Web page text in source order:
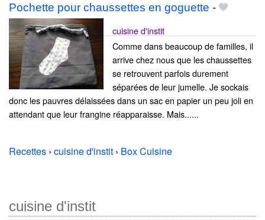
Pochette pour chaussettes en goguette -
cuisine d'instit
Comme dans beaucoup de familles, il
arrive chez nous que les chaussettes
se retrouvent parfois durement
séparées de leur jumelle. Je sockais
donc les pauvres délaissées dans un sac en papier un peu joli en
attendant que leur frangine réapparaisse. Mais......
Recettes › cuisine d'instit › Box Cuisine
cuisine d'instit